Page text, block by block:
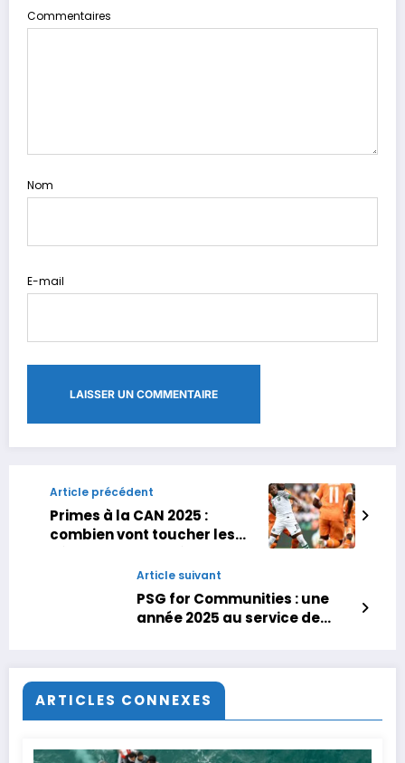
Commentaires
Nom
E-mail
Article précédent
Primes à la CAN 2025 :
combien vont toucher les
savoir sur les prize money
Article suivant
PSG for Communities : une
année 2025 au service de
ARTICLES CONNEXES